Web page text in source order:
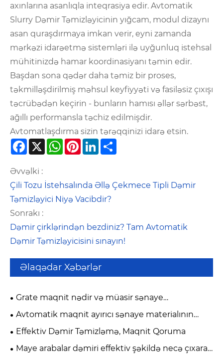
axınlarına asanlıqla inteqrasiya edir. Avtomatik
Slurry Dəmir Təmizləyicinin yığcam, modul dizaynı
asan quraşdırmaya imkan verir, eyni zamanda
mərkəzi idarəetmə sistemləri ilə uyğunluq istehsal
mühitinizdə hamar koordinasiyanı təmin edir.
Başdan sona qədər daha təmiz bir proses,
təkmilləşdirilmiş məhsul keyfiyyəti və fasiləsiz çıxışı
təcrübədən keçirin - bunların hamısı əllər sərbəst,
ağıllı performansla təchiz edilmişdir.
Avtomatlaşdırma sizin tərəqqinizi idarə etsin.
Facebook
X WhatsApp
PinterestLinkedIn
Əvvəlki :
Çili Tozu İstehsalında Əllə Çekmece Tipli Dəmir
Təmizləyici Niyə Vacibdir?
Sonrakı :
Dəmir çirklərindən bezdiniz? Tam Avtomatik
Dəmir Təmizləyicisini sınayın!
Əlaqədar Xəbərlər
Grate maqnit nədir və müasir sənaye
çirklənməsinə nəzarətdə nə üçün vacibdir?
Avtomatik maqnit ayırıcı sənaye materialının
təmizliyini necə artırır?
Effektiv Dəmir Təmizləmə, Maqnit Qoruma
Maye arabalar dəmiri effektiv şəkildə necə çıxara